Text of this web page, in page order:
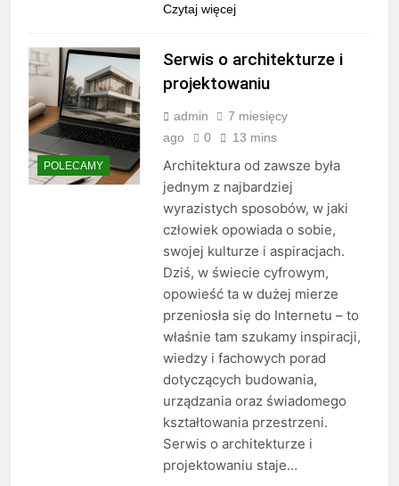
Czytaj więcej
POLECAMY
Serwis o architekturze i
projektowaniu
admin
7 miesięcy
ago
0 13 mins
Architektura od zawsze była
jednym z najbardziej
wyrazistych sposobów, w jaki
człowiek opowiada o sobie,
swojej kulturze i aspiracjach.
Dziś, w świecie cyfrowym,
opowieść ta w dużej mierze
przeniosła się do Internetu – to
właśnie tam szukamy inspiracji,
wiedzy i fachowych porad
dotyczących budowania,
urządzania oraz świadomego
kształtowania przestrzeni.
Serwis o architekturze i
projektowaniu staje…